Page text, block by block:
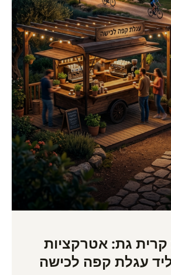
גת: אטרקציות
ליד עגלת קפה לכישה